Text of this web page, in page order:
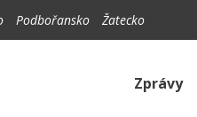
Podbořansko Žatecko
Zprávy